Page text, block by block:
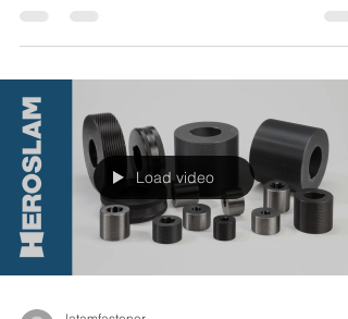
montagem e desmontagem de matrizes para...
Load video